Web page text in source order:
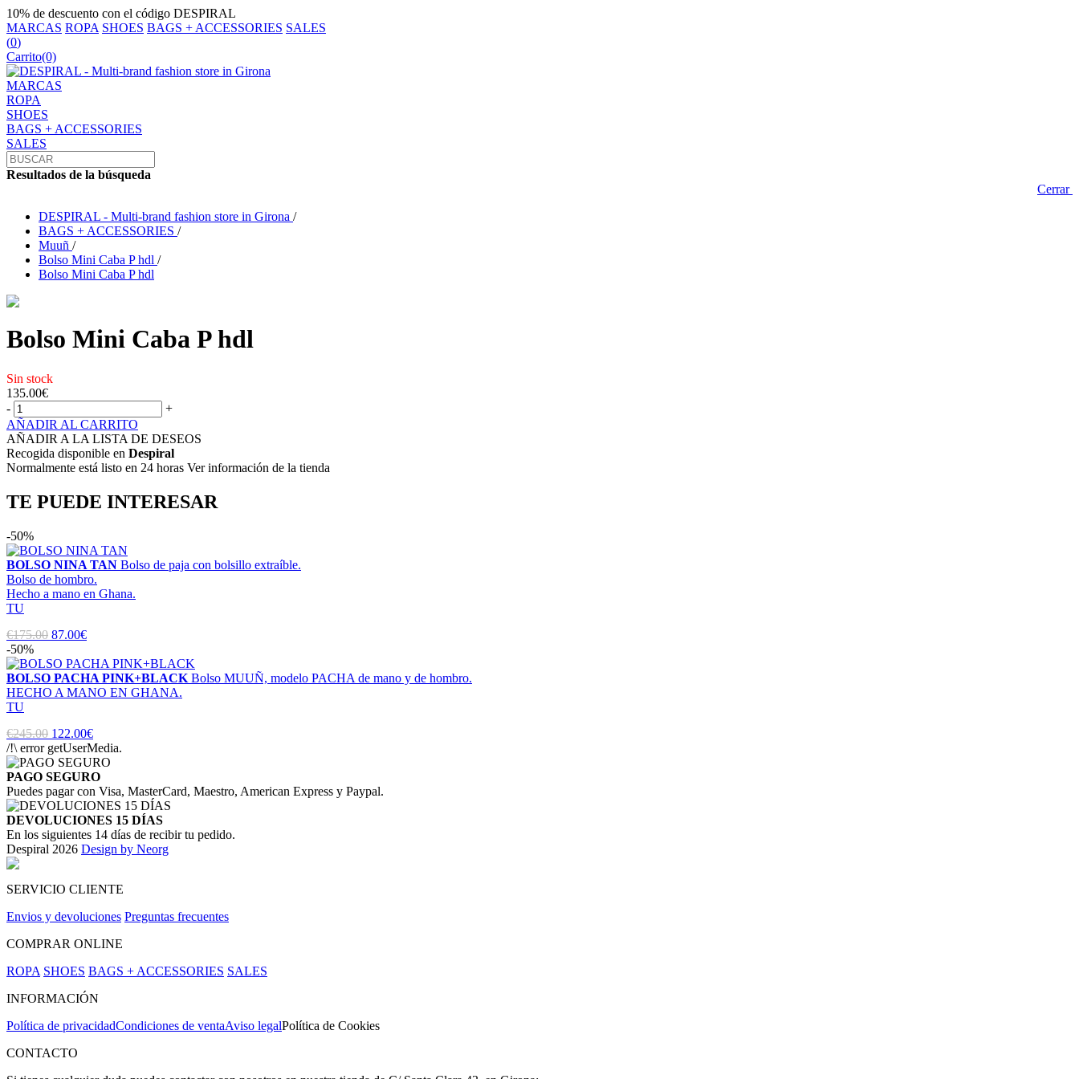
10% de descuento con el código DESPIRAL
MARCAS ROPA SHOES BAGS + ACCESSORIES SALES
(0)
Carrito(0)
MARCAS
ROPA
SHOES
BAGS + ACCESSORIES
SALES
Resultados de la búsqueda
Cerrar
DESPIRAL - Multi-brand fashion store in Girona /
BAGS + ACCESSORIES /
Muuñ /
Bolso Mini Caba P hdl /
Bolso Mini Caba P hdl
Bolso Mini Caba P hdl
Sin stock
135.00€
-
+
AÑADIR AL CARRITO
AÑADIR A LA LISTA DE DESEOS
Recogida disponible en Despiral
Normalmente está listo en 24 horas Ver información de la tienda
TE PUEDE INTERESAR
-50%
BOLSO NINA TAN Bolso de paja con bolsillo extraíble.
Bolso de hombro.
Hecho a mano en Ghana.
TU
€175.00 87.00€
-50%
BOLSO PACHA PINK+BLACK Bolso MUUÑ, modelo PACHA de mano y de hombro.
HECHO A MANO EN GHANA.
TU
€245.00 122.00€
/!\ error getUserMedia.
PAGO SEGURO
Puedes pagar con Visa, MasterCard, Maestro, American Express y Paypal.
DEVOLUCIONES 15 DÍAS
En los siguientes 14 días de recibir tu pedido.
Despiral 2026 Design by Neorg
SERVICIO CLIENTE
Envios y devoluciones Preguntas frecuentes
COMPRAR ONLINE
ROPA SHOES BAGS + ACCESSORIES SALES
INFORMACIÓN
Política de privacidadCondiciones de ventaAviso legalPolítica de Cookies
CONTACTO